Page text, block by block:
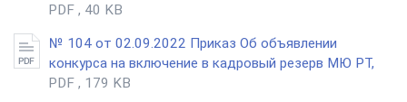
PDF , 40 KB
№ 104 от 02.09.2022 Приказ Об объявлении
конкурса на включение в кадровый резерв МЮ РТ,
PDF , 179 KB